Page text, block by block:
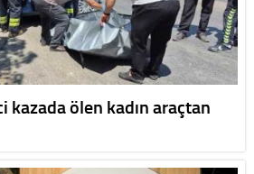
kazada ölen kadın araçtan